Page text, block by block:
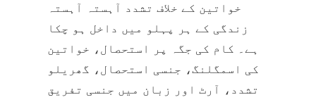
خواتین کے خلاف تشدد آہستہ آہستہ
زندگی کے ہر پہلو میں داخل ہو چکا
ہے۔ کام کی جگہ پر استحصال، خواتین
کی اسمگلنگ، جنسی استحصال، گھریلو
تشدد، آرٹ اور زبان میں جنسی تفریق